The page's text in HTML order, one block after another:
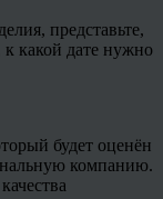
представьте,
к какой дате нужно
будет оценён
компанию.